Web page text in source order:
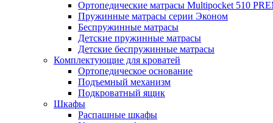
Ортопедические матрасы Multipocket 510
Пружинные матрасы серии Эконом
Беспружинные матрасы
Детские пружинные матрасы
Детские беспружинные матрасы
Комплектующие для кроватей
Ортопедическое основание
Подъемный механизм
Подкроватный ящик
Шкафы
Распашные шкафы